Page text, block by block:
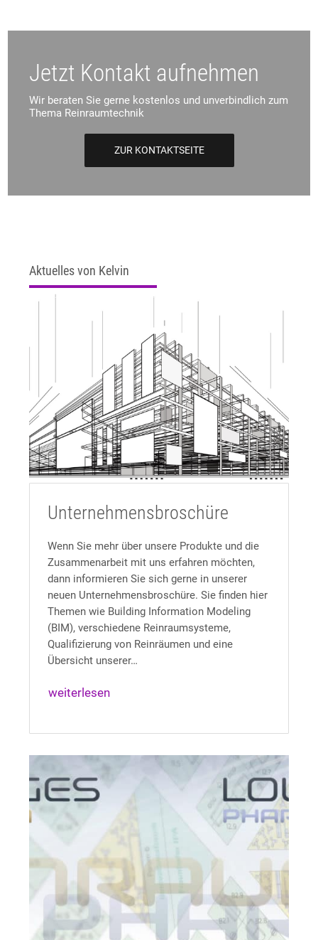
Jetzt Kontakt aufnehmen
Wir beraten Sie gerne kostenlos und unverbindlich zum
Thema Reinraumtechnik
ZUR KONTAKTSEITE
Aktuelles von Kelvin
Unternehmensbroschüre
Wenn Sie mehr über unsere Produkte und die
Zusammenarbeit mit uns erfahren möchten,
dann informieren Sie sich gerne in unserer
neuen Unternehmensbroschüre. Sie finden hier
Themen wie Building Information Modeling
(BIM), verschiedene Reinraumsysteme,
Qualifizierung von Reinräumen und eine
Übersicht unserer…
weiterlesen